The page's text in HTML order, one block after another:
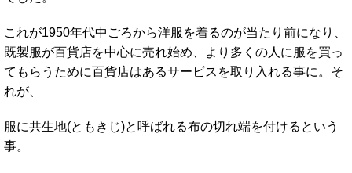
これが1950年代中ごろから洋服を着るのが当たり前になり、
既製服が百貨店を中心に売れ始め、より多くの人に服を買っ
てもらうために百貨店はあるサービスを取り入れる事に。そ
れが、
服に共生地(ともきじ)と呼ばれる布の切れ端を付けるという
事。